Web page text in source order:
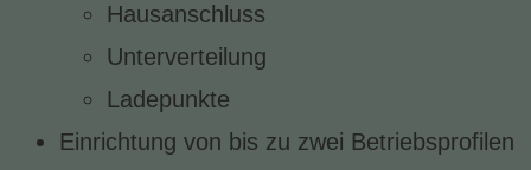
Hausanschluss
Unterverteilung
Ladepunkte
Einrichtung von bis zu zwei Betriebsprofilen